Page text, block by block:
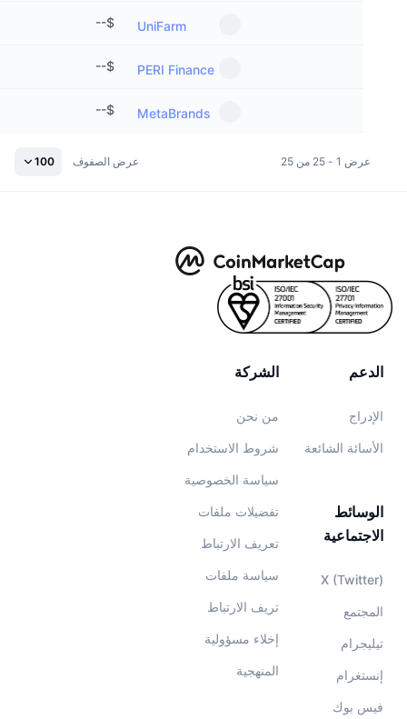
UniFarm
$
--
PERI Finance
$
--
MetaBrands
$
--
عرض 1 - 25 من 25 عرض الصفوف 100
الشركة
من نحن
شروط الاستخدام
سياسة الخصوصية
تفضيلات ملفات
تعريف الارتباط
سياسة ملفات
تريف الارتباط
إخلاء مسؤولية
المنهجية
الدعم
الإدراج
الأسائة الشائعة
الوسائط
الاجتماعية
X (Twitter)
المجتمع
تيليجرام
إنستغرام
فيس بوك